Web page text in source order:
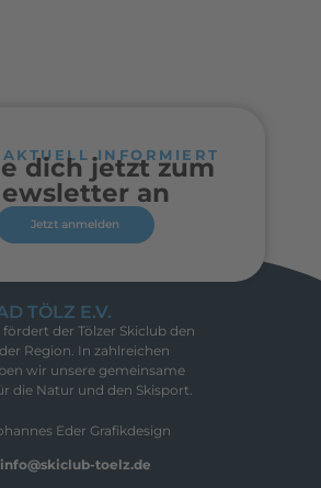
INFORMIERT
dich jetzt zum
an
Jetzt anmelden
TÖLZ E.V.
fördert der Tölzer Skiclub den
Region. In zahlreichen
wir unsere gemeinsame
die Natur und den Skisport.
Eder Grafikdesign
info@skiclub-toelz.de